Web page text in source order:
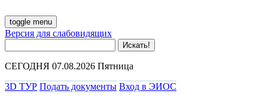
toggle menu
Версия для слабовидящих
СЕГОДНЯ 07.08.2026 Пятница
3D ТУР Подать документы Вход в ЭИОС